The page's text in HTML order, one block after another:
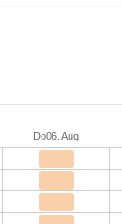
Do06. Aug